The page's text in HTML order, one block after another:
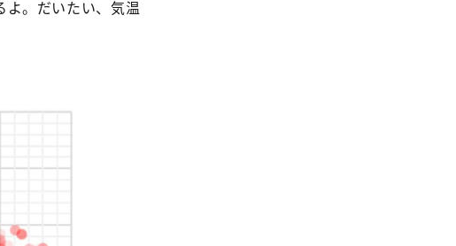
よ。だいたい、気温